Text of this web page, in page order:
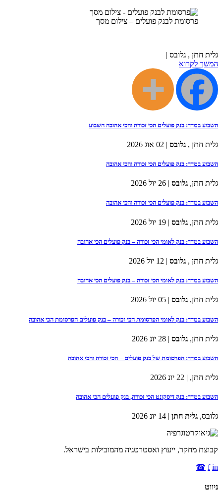
פרסומת לבנק פועלים – צילום מסך
גלית חתן , גלובס |
המשך לקרוא
השבוע במדד: בנק פועלים הכי זכורה והכי אהובה השבוע
גלית חתן , גלובס | 02 אוג 2026
השבוע במדד: בנק פועלים הכי זכורה והכי אהובה
גלית חתן, גלובס | 26 יול 2026
השבוע במדד: בנק פועלים הכי זכורה והכי אהובה
גלית חתן, גלובס | 19 יול 2026
השבוע במדד: בנק לאומי הכי זכורה – בנק פועלים הכי אהובה
גלית חתן , גלובס | 12 יול 2026
השבוע במדד: בנק לאומי הכי זכורה – בנק פועלים הכי אהובה
גלית חתן, גלובס | 05 יול 2026
השבוע במדד: בנק לאומי הפרסומת הכי זכורה – בנק פועלים הפרסומת הכי אהובה
גלית חתן, גלובס | 28 יונ 2026
השבוע במדד: הפרסומת של בנק פועלים – הכי זכורה והכי אהובה
גלית חתן, | 22 יונ 2026
השבוע במדד: בנק דיסקונט הכי זכורה, בנק פועלים הכי אהובה
גלובס, גלית חתן | 14 יונ 2026
קבוצת מחקר, ייעוץ ואסטרטגיה מהמובילות בישראל.
f in
☎
ניווט